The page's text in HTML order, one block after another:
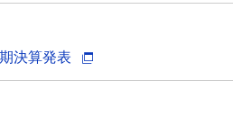
決算発表